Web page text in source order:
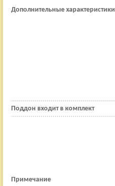
Дополнительные характеристики
Поддон входит в комплект
Примечание